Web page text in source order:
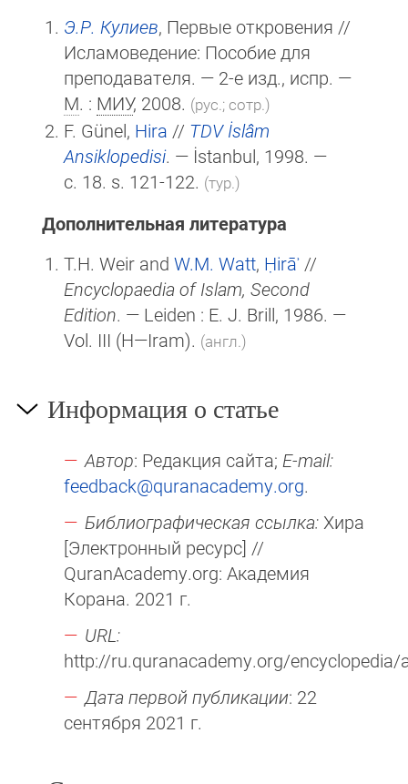
Э.Р. Кулиев, Первые откровения //
Исламоведение: Пособие для
преподавателя. — 2-е изд., испр. —
М. : МИУ, 2008. (рус.; сотр.)
F. Günel, Hira // TDV İslâm
Ansiklopedisi. — İstanbul, 1998. —
c. 18. s. 121-122. (тур.)
Дополнительная литература
T.H. Weir and W.M. Watt, Ḥirāʾ //
Encyclopaedia of Islam, Second
Edition. — Leiden : E. J. Brill, 1986. —
Vol. III (H—Iram). (англ.)
Информация о статье
Автор: Редакция сайта; E-mail:
feedback@quranacademy.org.
Библиографическая ссылка: Хира
[Электронный ресурс] //
QuranAcademy.org: Академия
Корана. 2021 г.
URL:
http://ru.quranacademy.org/encyclopedia/
Дата первой публикации: 22
сентября 2021 г.